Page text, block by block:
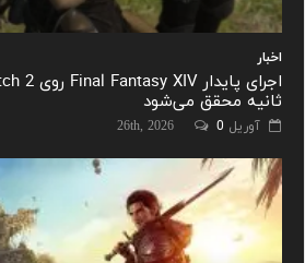
اخبار
ثانیه محقق می‌شود
آوریل 26th, 2026 0